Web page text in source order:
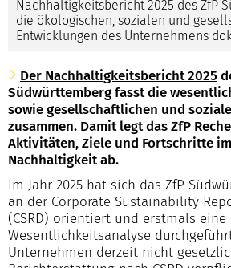
Nachhaltigkeitsbericht 2025 des ZfP
die ökologischen, sozialen und
Entwicklungen des Unternehmens
Der Nachhaltigkeitsbericht 2025
Südwürttemberg fasst die
sowie gesellschaftlichen und
zusammen. Damit legt das ZfP
Aktivitäten, Ziele und Fortschritte
Nachhaltigkeit ab.
Im Jahr 2025 hat sich das ZfP
an der Corporate Sustainability
(CSRD) orientiert und erstmals eine
Wesentlichkeitsanalyse
Unternehmen derzeit nicht